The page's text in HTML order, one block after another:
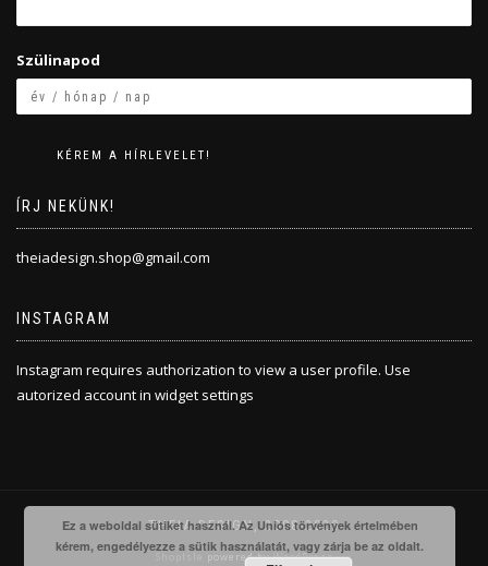
Szülinapod
ÍRJ NEKÜNK!
theiadesign.shop@gmail.com
INSTAGRAM
Instagram requires authorization to view a user profile. Use
autorized account in widget settings
THEIA DESIGN, 2008-2020
powered byWordPress
Ez a weboldal sütiket használ. Az Uniós törvények értelmében
kérem, engedélyezze a sütik használatát, vagy zárja be az oldalt.